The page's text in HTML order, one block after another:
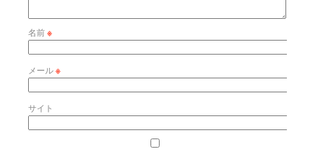
名前※
メール※
サイト